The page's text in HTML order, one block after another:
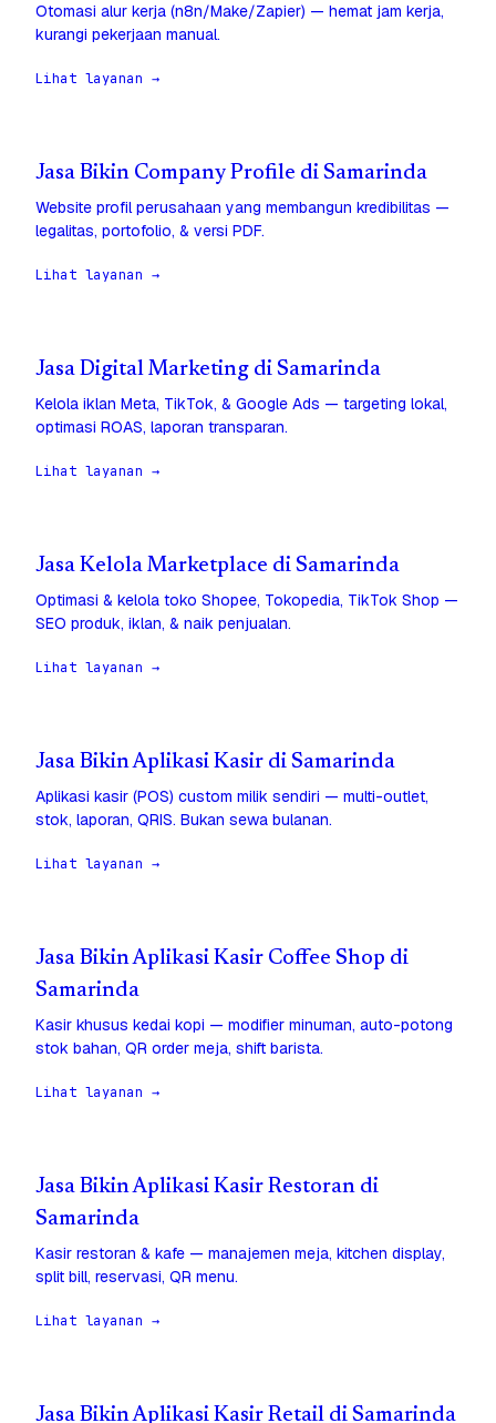
Otomasi alur kerja (n8n/Make/Zapier) — hemat jam kerja,
kurangi pekerjaan manual.
Lihat layanan →
Jasa Bikin Company Profile di Samarinda
Website profil perusahaan yang membangun kredibilitas —
legalitas, portofolio, & versi PDF.
Lihat layanan →
Jasa Digital Marketing di Samarinda
Kelola iklan Meta, TikTok, & Google Ads — targeting lokal,
optimasi ROAS, laporan transparan.
Lihat layanan →
Jasa Kelola Marketplace di Samarinda
Optimasi & kelola toko Shopee, Tokopedia, TikTok Shop —
SEO produk, iklan, & naik penjualan.
Lihat layanan →
Jasa Bikin Aplikasi Kasir di Samarinda
Aplikasi kasir (POS) custom milik sendiri — multi-outlet,
stok, laporan, QRIS. Bukan sewa bulanan.
Lihat layanan →
Jasa Bikin Aplikasi Kasir Coffee Shop di
Samarinda
Kasir khusus kedai kopi — modifier minuman, auto-potong
stok bahan, QR order meja, shift barista.
Lihat layanan →
Jasa Bikin Aplikasi Kasir Restoran di
Samarinda
Kasir restoran & kafe — manajemen meja, kitchen display,
split bill, reservasi, QR menu.
Lihat layanan →
Jasa Bikin Aplikasi Kasir Retail di Samarinda